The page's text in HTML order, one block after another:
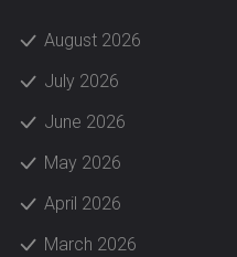
August 2026
July 2026
June 2026
May 2026
April 2026
March 2026